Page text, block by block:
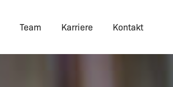
Team Karriere Kontakt